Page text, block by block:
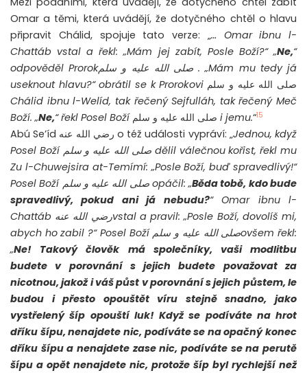
Omar a těmi, která uvádějí, že dotyčného chtěl o hlavu
připravit Chálid, spojuje tato verze: „… Omar ibnu l-
Chattáb vstal a řekl: „Mám jej zabít, Posle Boží?“ „Ne,“
odpověděl Prorokصلى الله عليه و سلم . „Mám mu tedy já
useknout hlavu?“ obrátil se k Prorokovi صلى الله عليه و سلم
Chálid ibnu l-Welíd, tak řečený Sejfulláh, tak řečený Meč
Boží. „Ne,“ řekl Posel Boží صلى الله عليه و سلم i jemu.“15
Abú Se’íd رضي الله عنه o též události vypráví: „Jednou, když
Posel Boží
صلى الله عليه و سلم dělil válečnou kořist, řekl mu
Zu l-Chuwejsira at-Temímí: „Posle Boží, buď spravedlivý!“
Posel Boží
صلى الله عليه و سلم opáčil: „Běda tobě, kdo bude
spravedlivý, pokud ani já nebudu?“ Omar ibnu l-
Chattáb رضي الله عنهvstal a pravil: „Posle Boží, dovolíš mi,
abych ho zabil ?“ Posel Boží صلى الله عليه و سلمovšem řekl:
„Ne! Takový člověk má společníky, vaši modlitbu
budete v porovnání s jejich budete považovat za
nicotnou, jakož i váš půst v porovnání s jejich půstem, le
budou i přesto opouštět víru stejně snadno, jako
vystřelený šíp opouští luk! Když se podíváte na hrot
dříku šípu, nenajdete nic, podíváte se na opačný konec
dříku šípu a nenajdete zase nic, podíváte se na perutě
šípu a opět nenajdete nic, protože šíp byl rychlejší než